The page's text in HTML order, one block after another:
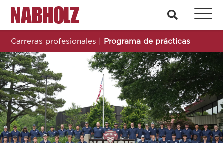
Nabholz Construction Corporation busque en
Carreras profesionales | Programa de prácticas